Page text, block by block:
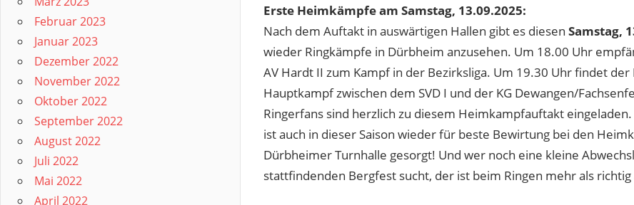
Erste Heimkämpfe am Samstag, 13.09.2025:
Nach dem Auftakt in auswärtigen Hallen gibt es diesen Samstag,
wieder Ringkämpfe in Dürbheim anzusehen. Um 18.00 Uhr
AV Hardt II zum Kampf in der Bezirksliga. Um 19.30 Uhr findet der
Hauptkampf zwischen dem SVD I und der KG Dewangen/
Ringerfans sind herzlich zu diesem Heimkampfauftakt
ist auch in dieser Saison wieder für beste Bewirtung bei den
Dürbheimer Turnhalle gesorgt! Und wer noch eine kleine
stattfindenden Bergfest sucht, der ist beim Ringen mehr als
Februar 2023
Januar 2023
Dezember 2022
November 2022
Oktober 2022
September 2022
August 2022
Juli 2022
Mai 2022
April 2022